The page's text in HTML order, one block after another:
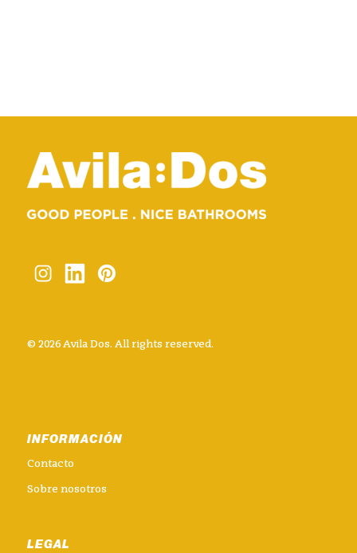
© 2026 Avila Dos. All rights reserved.
INFORMACIÓN
Contacto
Sobre nosotros
LEGAL